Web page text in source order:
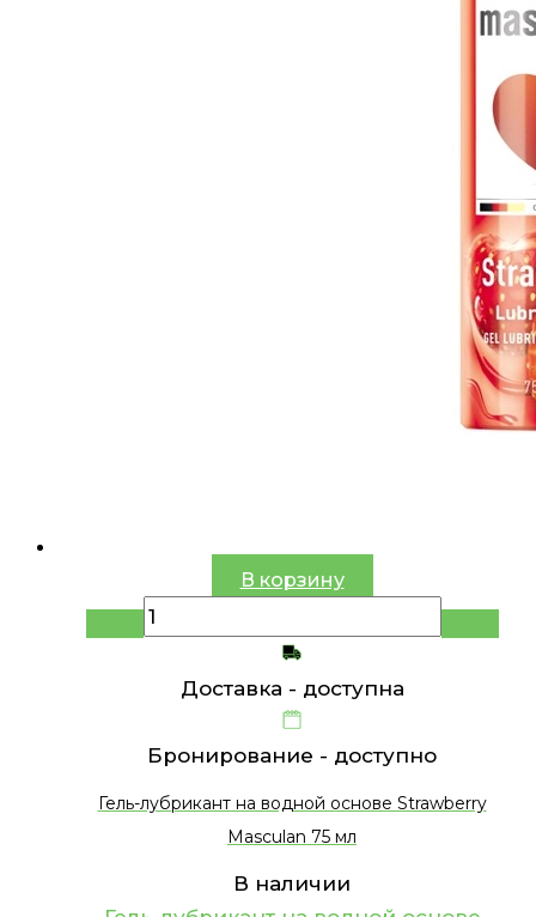
В корзину
Доставка - доступна
Бронирование - доступно
Гель-лубрикант на водной основе Strawberry
Masculan 75 мл
В наличии